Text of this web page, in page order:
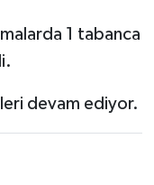
1 tabanca
devam ediyor.